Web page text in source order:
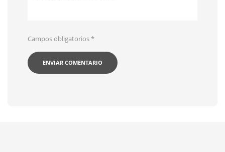
Campos obligatorios*